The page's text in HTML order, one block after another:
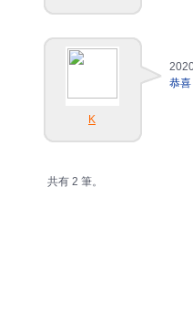
K
恭
共有 2 筆。